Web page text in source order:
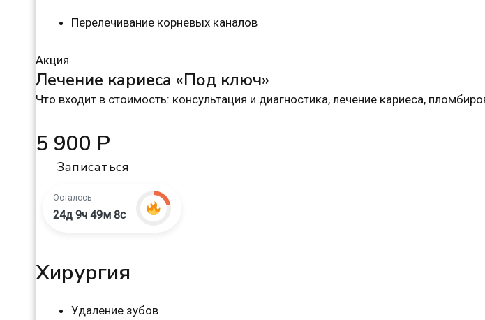
Перелечивание корневых каналов
Акция
Лечение кариеса «Под ключ»
Что входит в стоимость: консультация и диагностика, лечение кариеса,
5 900 Р
Записаться
Осталось
24д 9ч 49м 7с
Хирургия
Удаление зубов